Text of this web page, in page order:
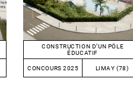
CONSTRUCTION D’UN PÔLE
ÉDUCATIF
CONCOURS 2025 LIMAY (78)